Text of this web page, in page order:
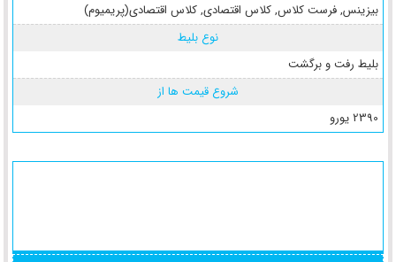
بیزینس, فرست کلاس, کلاس اقتصادی, کلاس اقتصادی(پریمیوم)
نوع بلیط
بلیط رفت و برگشت
شروع قیمت ها از
2390 یورو